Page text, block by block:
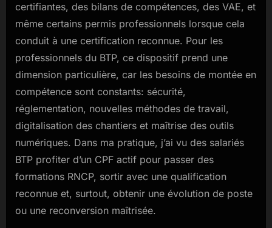
certifiantes, des bilans de compétences, des VAE, et
même certains permis professionnels lorsque cela
conduit à une certification reconnue. Pour les
professionnels du BTP, ce dispositif prend une
dimension particulière, car les besoins de montée en
compétence sont constants: sécurité,
réglementation, nouvelles méthodes de travail,
digitalisation des chantiers et maîtrise des outils
numériques. Dans ma pratique, j’ai vu des salariés
BTP profiter d’un CPF actif pour passer des
formations RNCP, sortir avec une qualification
reconnue et, surtout, obtenir une évolution de poste
ou une reconversion maîtrisée.